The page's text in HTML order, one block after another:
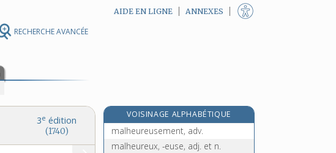
RECHERCHE AVANCÉE
AIDE EN LIGNE ANNEXES
3e édition
(1740)
VOISINAGE ALPHABÉTIQUE
malheur, n. m.
malheureusement, adv.
malheureux, -euse, adj. et n.